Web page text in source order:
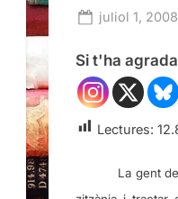
Posted
juliol 1, 2008
Si t'ha
Lectures:
La gent